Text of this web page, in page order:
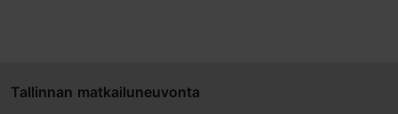
Tallinnan matkailuneuvonta